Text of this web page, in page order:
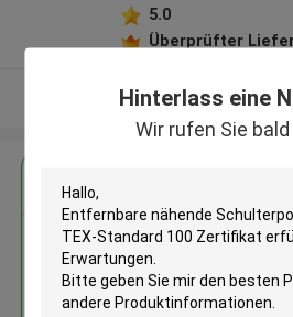
Hinterlass eine
Wir rufen Sie
5.0
Überprüfter
Sehen Sie
Erhalten Sie den
Entfernbare
TEX-